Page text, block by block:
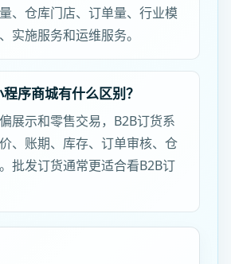
、仓库门店、订单量、行业模
实施服务和运维服务。
序商城有什么区别？
展示和零售交易，B2B订货系
、账期、库存、订单审核、仓
批发订货通常更适合看B2B订